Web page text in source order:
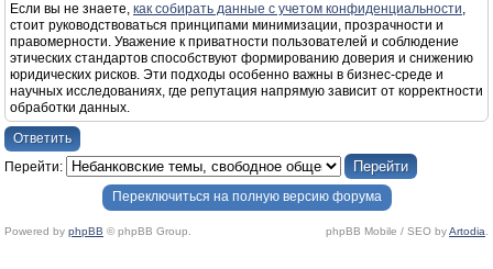
Если вы не знаете, как собирать данные с учетом конфиденциальности,
стоит руководствоваться принципами минимизации, прозрачности и
правомерности. Уважение к приватности пользователей и соблюдение
этических стандартов способствуют формированию доверия и снижению
юридических рисков. Эти подходы особенно важны в бизнес-среде и
научных исследованиях, где репутация напрямую зависит от корректности
обработки данных.
Ответить
Перейти:
Переключиться на полную версию форума
Powered by phpBB © phpBB Group. phpBB Mobile / SEO byArtodia